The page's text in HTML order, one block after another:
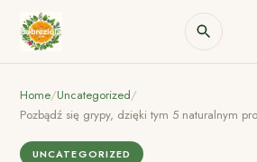
Home/Uncategorized/
Pozbądź się grypy, dzięki tym 5 naturalnym
UNCATEGORIZED